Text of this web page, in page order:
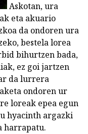
Askotan, ura
eta akuario
da ondoren ura
bestela lorea
bihurtzen bada,
ez goi jartzen
da lurrera
ondoren ur
loreak epea egun
hyacinth argazki
harrapatu.